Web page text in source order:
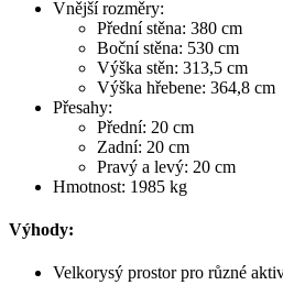
Vnější rozměry:
Přední stěna: 380 cm
Boční stěna: 530 cm
Výška stěn: 313,5 cm
Výška hřebene: 364,8 cm
Přesahy:
Přední: 20 cm
Zadní: 20 cm
Pravý a levý: 20 cm
Hmotnost: 1985 kg
Výhody:
Velkorysý prostor pro různé